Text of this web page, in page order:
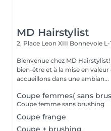
MD Hairstylist
2, Place Leon XIII Bonnevoie L-
Bienvenue chez MD
bien-être et à la mise en valeur de
accueillons dans une ambian...
Coupe femmes( sans
Coupe femme sans brushing
Coupe frange
Coupe + brushing